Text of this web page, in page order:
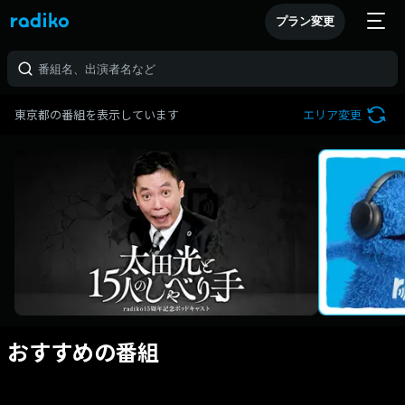
プラン変更
東京都の番組を表示しています エリア変更
おすすめの番組